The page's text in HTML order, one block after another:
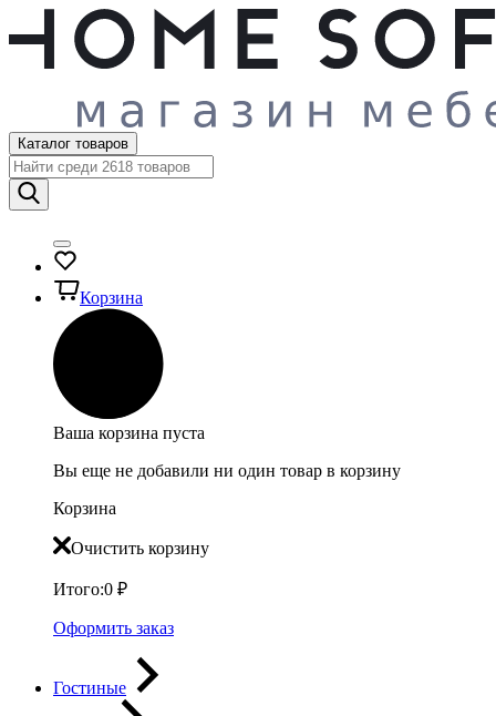
Каталог товаров
Корзина
Ваша корзина пуста
Вы еще не добавили ни один товар в корзину
Корзина
Очистить корзину
Итого:0 ₽
Оформить заказ
Гостиные